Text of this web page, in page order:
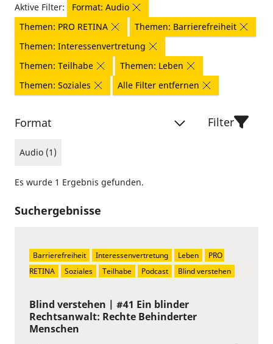
Aktive Filter:
Format: Audio
Themen: PRO RETINA
Themen: Barrierefreiheit
Themen: Interessenvertretung
Themen: Teilhabe
Themen: Leben
Themen: Soziales
Alle Filter entfernen
Format
Audio (1)
Filter
Es wurde 1 Ergebnis gefunden.
Suchergebnisse
Blind verstehen | #41 Ein blinder
Rechtsanwalt: Rechte Behinderter
Menschen
Barrierefreiheit Interessenvertretung Leben
PRO
RETINA
Soziales Teilhabe Podcast Blind verstehen